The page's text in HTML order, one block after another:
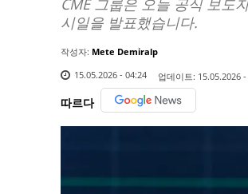
CME 그룹은 오늘 공식 보도
시일을 발표했습니다.
작성자: Mete Demiralp
15.05.2026 - 04:24
업데이트: 15.05.2026
따르다